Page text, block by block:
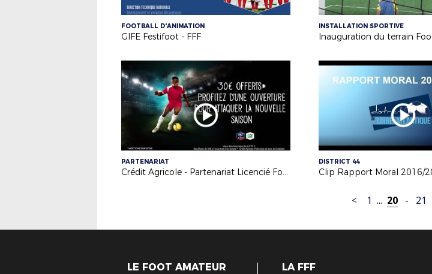
FOOTBALL D'ANIMATION
GIFE Festifoot - FFF
INSTALLATION SPORTIVE
PARTENARIAT
Crédit Agricole - Partenariat Licencié Football
DISTRICT 44
Clip Rapport Moral 2016/
< 1 ... 20 - 21
LE FOOT AMATEUR
LA FFF